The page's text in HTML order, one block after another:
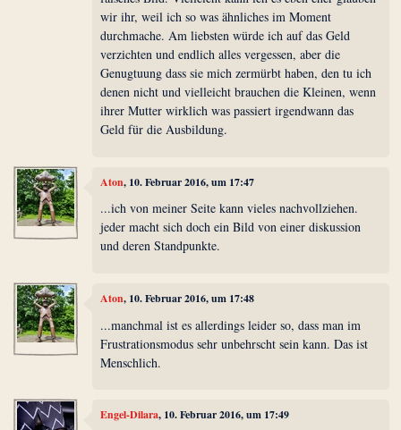
wir ihr, weil ich so was ähnliches im Moment
durchmache. Am liebsten würde ich auf das Geld
verzichten und endlich alles vergessen, aber die
Genugtuung dass sie mich zermürbt haben, den tu ich
denen nicht und vielleicht brauchen die Kleinen, wenn
ihrer Mutter wirklich was passiert irgendwann das
Geld für die Ausbildung.
Aton, 10. Februar 2016, um 17:47
...ich von meiner Seite kann vieles nachvollziehen.
jeder macht sich doch ein Bild von einer diskussion
und deren Standpunkte.
Aton, 10. Februar 2016, um 17:48
...manchmal ist es allerdings leider so, dass man im
Frustrationsmodus sehr unbehrscht sein kann. Das ist
Menschlich.
Engel-Dilara, 10. Februar 2016, um 17:49